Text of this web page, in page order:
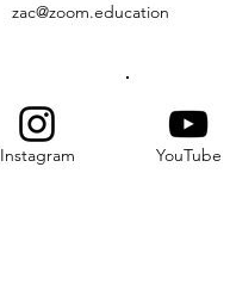
zac@zoom.education
Instagram YouTube